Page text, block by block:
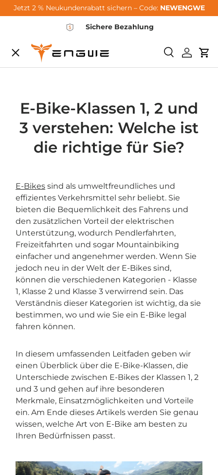
Zum Inhalt springen
Jetzt 2 % Neukundenrabatt sichern – Code: NEWENGWE
Sichere Bezahlung
Suchen
Speisekarte
City-Sale
E-Bikes
Support
E-Bike-Klassen 1, 2 und
3 verstehen: Welche ist
die richtige für Sie?
E-Bikes sind als umweltfreundliches und
effizientes Verkehrsmittel sehr beliebt. Sie
bieten die Bequemlichkeit des Fahrens und
den zusätzlichen Vorteil der elektrischen
Unterstützung, wodurch Pendlerfahrten,
Freizeitfahrten und sogar Mountainbiking
einfacher und angenehmer werden. Wenn Sie
jedoch neu in der Welt der E-Bikes sind,
können die verschiedenen Kategorien - Klasse
1, Klasse 2 und Klasse 3 verwirrend sein. Das
Verständnis dieser Kategorien ist wichtig, da sie
bestimmen, wo und wie Sie ein E-Bike legal
fahren können.
In diesem umfassenden Leitfaden geben wir
einen Überblick über die E-Bike-Klassen, die
Unterschiede zwischen E-Bikes der Klassen 1, 2
und 3 und gehen auf ihre besonderen
Merkmale, Einsatzmöglichkeiten und Vorteile
ein. Am Ende dieses Artikels werden Sie genau
wissen, welche Art von E-Bike am besten zu
Ihren Bedürfnissen passt.